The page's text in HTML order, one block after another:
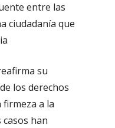
entre las
ciudadanía que
su
los derechos
a la
han